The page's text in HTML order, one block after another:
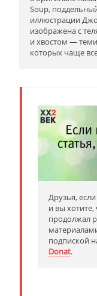
Soup,
иллюстрации
изображена с
и хвостом —
которых чаще
Друзья,
и вы
продолжал
подпиской
Donat.